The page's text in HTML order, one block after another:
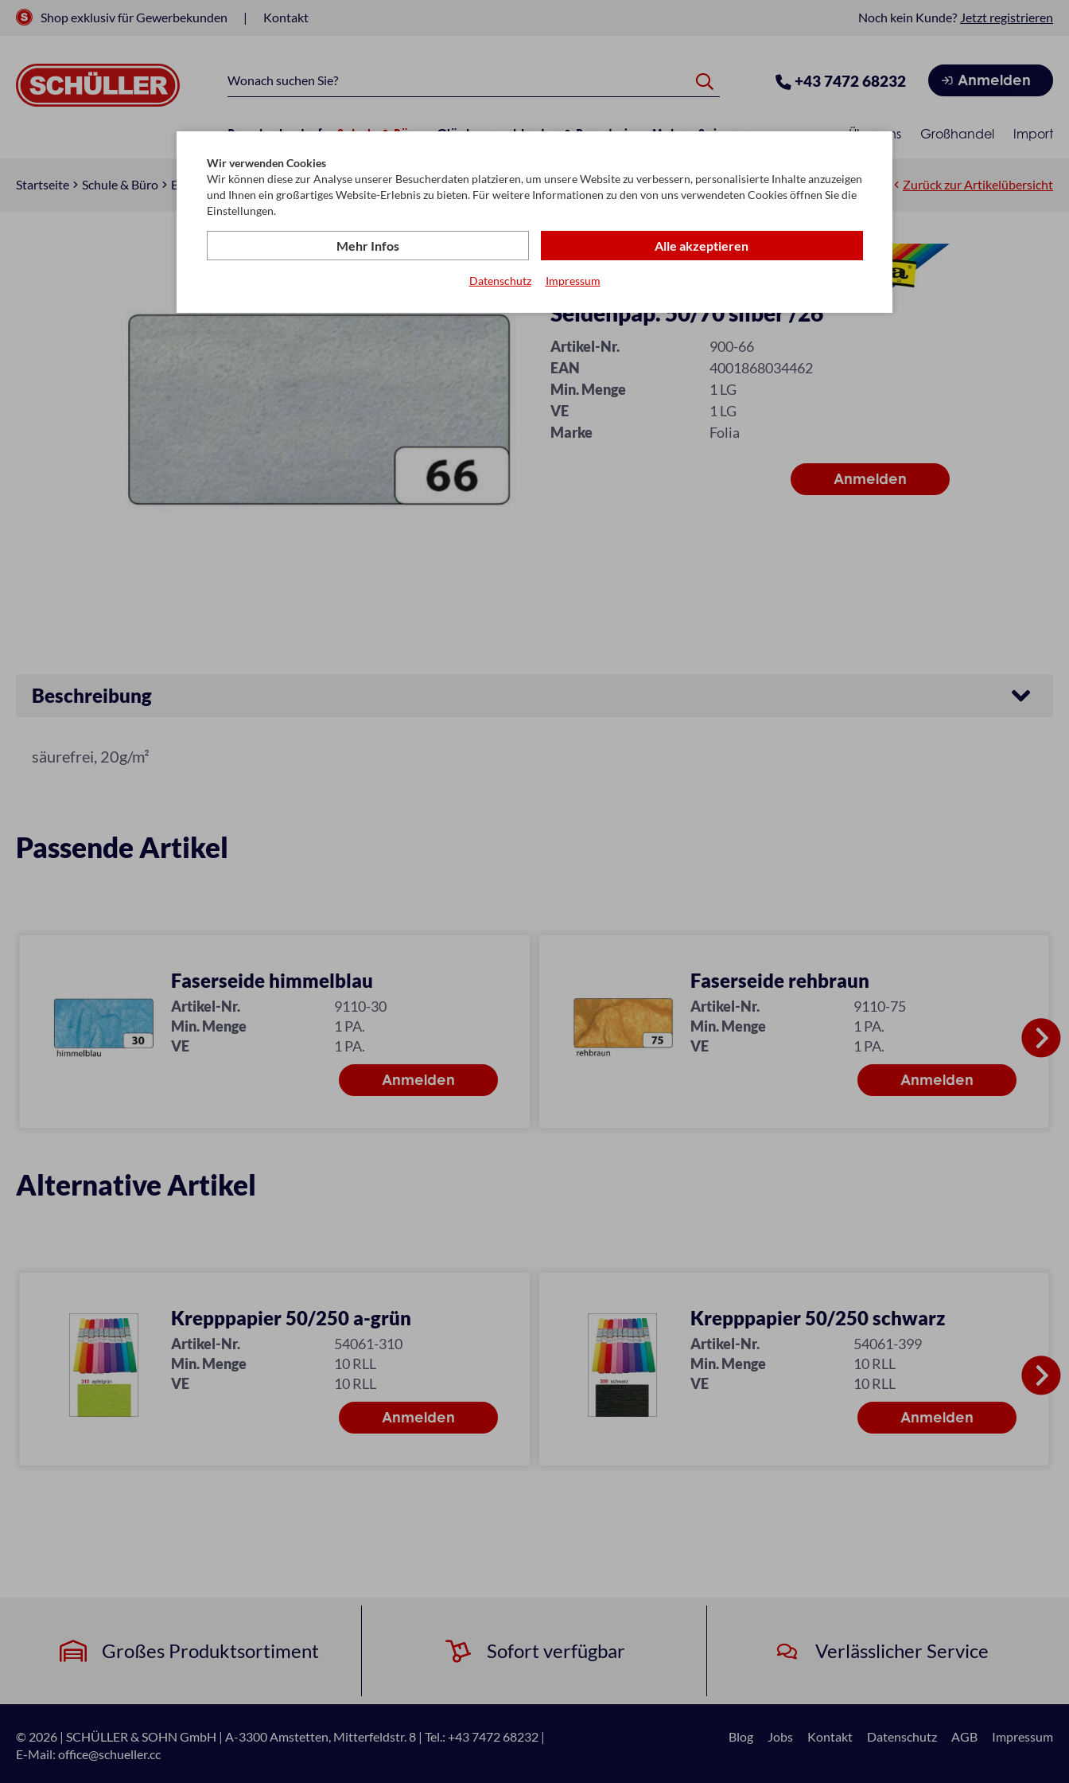
Shop exklusiv für Gewerbekunden Kontakt Noch kein Kunde? Jetzt registrieren
+43 7472 68232 Anmelden
Raucherbedarf Schule & Büro Glückwunschkarten & Papeterie Mehr Saisonen Über uns Großhandel Import
Startseite Schule & Büro Basteln Seidenpapier Zurück zur Artikelübersicht
Seidenpap. 50/70 silber /26
Artikel-Nr.
900-66
EAN
4001868034462
Min. Menge
1 LG
VE
1 LG
Marke
Folia
Beschreibung
säurefrei, 20g/m²
Passende Artikel
Faserseide himmelblau
Artikel-Nr.
9110-30
Min. Menge
1 PA.
VE
1 PA.
Faserseide rehbraun
Artikel-Nr.
9110-75
Min. Menge
1 PA.
VE
1 PA.
Alternative Artikel
Krepppapier 50/250 a-grün
Artikel-Nr.
54061-310
Min. Menge
10 RLL
VE
10 RLL
Krepppapier 50/250 schwarz
Artikel-Nr.
54061-399
Min. Menge
10 RLL
VE
10 RLL
Großes Produktsortiment Sofort verfügbar Verlässlicher Service
© 2026 | SCHÜLLER & SOHN GmbH | A-3300 Amstetten, Mitterfeldstr. 8 | Tel.: +43 7472 68232 |
E-Mail: office@schueller.cc
Blog Jobs Kontakt Datenschutz AGB Impressum
Wir verwenden Cookies
Wir können diese zur Analyse unserer Besucherdaten platzieren, um unsere Website zu verbessern, personalisierte Inhalte anzuzeigen
und Ihnen ein großartiges Website-Erlebnis zu bieten. Für weitere Informationen zu den von uns verwendeten Cookies öffnen Sie die
Einstellungen.
Mehr Infos Alle akzeptieren
Datenschutz Impressum